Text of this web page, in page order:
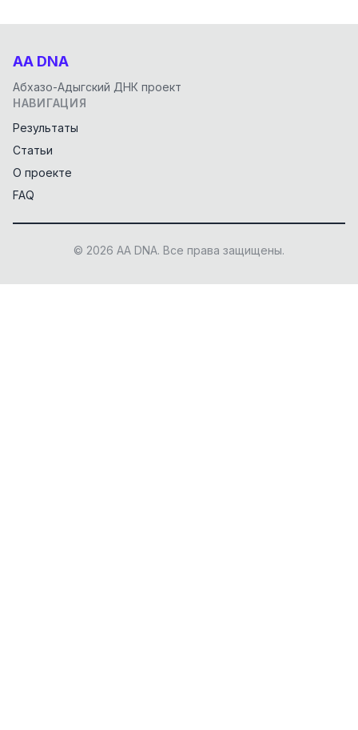
AA DNA
Абхазо-Адыгский ДНК проект
НАВИГАЦИЯ
Результаты
Статьи
О проекте
FAQ
© 2026 AA DNA. Все права защищены.